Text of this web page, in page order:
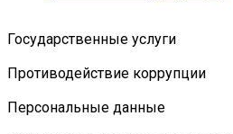
Государственные услуги
Противодействие коррупции
Персональные данные